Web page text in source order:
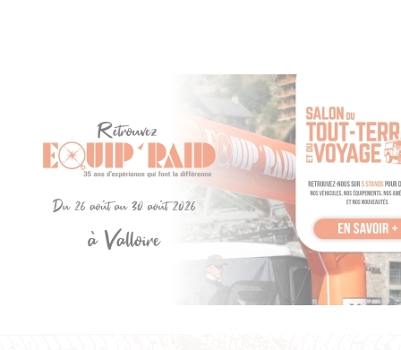
Les blindages Asfir sont en aluminium de qualité (6mm) et
se fixent sur les points d'origine du véhicule, ils sont livrés
avec des pattes de fixation en acier 4mm et la boulonnerie ;
perçage n'est à prévoir pour leur installation.
véhicule :
avant